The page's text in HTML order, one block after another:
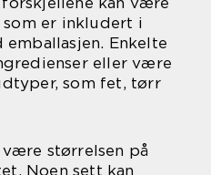
er inkludert i
Enkelte
eller være
som fet, tørr
være størrelsen på
Noen sett kan